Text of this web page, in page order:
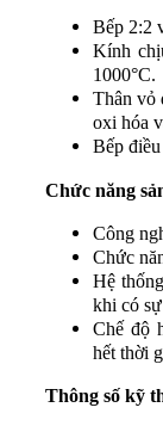
601
Bếp 2:2
Kính
1000°C.
Thân vỏ
oxi hóa
Bếp
Chức năng
Công
Chức
Hệ
khi có
Chế độ
hết thời
Thông số kỹ